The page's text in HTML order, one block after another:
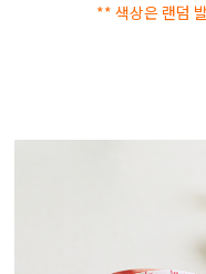
** 색상은 랜덤